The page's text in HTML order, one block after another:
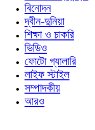
বিনোদন
দ্বীন-দুনিয়া
শিক্ষা ও চাকরি
ভিডিও
ফোটো গ্যালারি
লাইফ স্টাইল
সম্পাদকীয়
আরও